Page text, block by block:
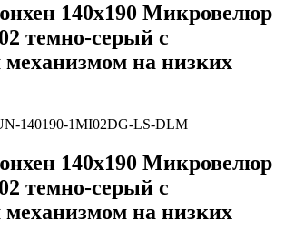
140х190 Микровелюр
темно-серый с
на низких
140190-1MI02DG-LS-DLM
140х190 Микровелюр
темно-серый с
на низких